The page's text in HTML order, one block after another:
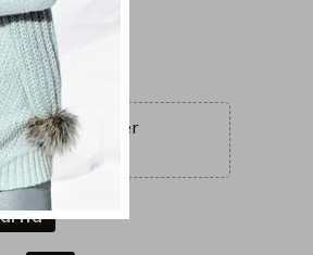
ajánlat véget ér
15:03:15